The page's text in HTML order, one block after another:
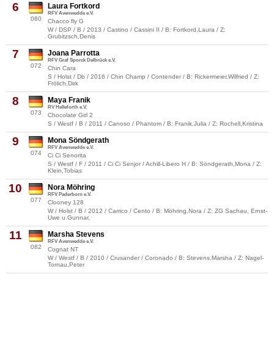
6
060
Laura Fortkord
RFV Avenwedde e.V.
Chacco fly G
W / DSP / B / 2013 / Castino / Cassini II / B: Fortkord,Laura / Z:
Grubitzsch,Denis
7
072
Joana Parrotta
RFV Graf Sporck Delbrück e.V.
Chin Cara
S / Holst / Db / 2016 / Chin Champ / Contender / B: Rickermeier,Wilfried / Z:
Frölich,Dirk
8
073
Maya Franik
RV Helleforth e.V.
Chocolate Girl 2
S / Westf / B / 2011 / Canoso / Phantom / B: Franik,Julia / Z: Rochell,Kristina
9
074
Mona Söndgerath
RFV Avenwedde e.V.
Ci Ci Senorita
S / Westf / F / 2011 / Ci Ci Senjor / Achill-Libero H / B: Söndgerath,Mona / Z:
Klein,Tobias
10
077
Nora Möhring
RFV Paderborn e.V.
Clooney 128
W / Holst / B / 2012 / Carrico / Cento / B: Möhring,Nora / Z: ZG Sachau, Ernst-
Uwe u.Gunnar,
11
082
Marsha Stevens
RFV Avenwedde e.V.
Cognat NT
W / Westf / B / 2010 / Crusander / Coronado / B: Stevens,Marsha / Z: Nagel-
Tornau,Peter